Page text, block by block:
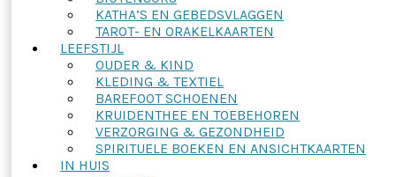
KATHA’S EN GEBEDSVLAGGEN
TAROT- EN ORAKELKAARTEN
LEEFSTIJL
OUDER & KIND
KLEDING & TEXTIEL
BAREFOOT SCHOENEN
KRUIDENTHEE EN TOEBEHOREN
VERZORGING & GEZONDHEID
SPIRITUELE BOEKEN EN ANSICHTKAARTEN
IN HUIS